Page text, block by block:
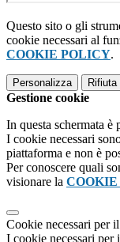
Questo sito o gli
cookie necessari al
COOKIE POLICY.
Personalizza Rifiuta
Gestione cookie
In questa schermata è
I cookie necessari
piattaforma e non è
Per conoscere quali
visionare la
Cookie necessari per
I cookie necessari per